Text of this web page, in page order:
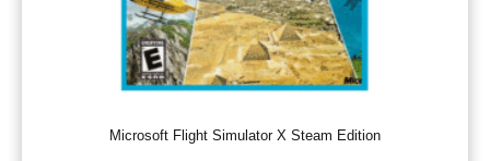
Microsoft Flight Simulator X Steam Edition